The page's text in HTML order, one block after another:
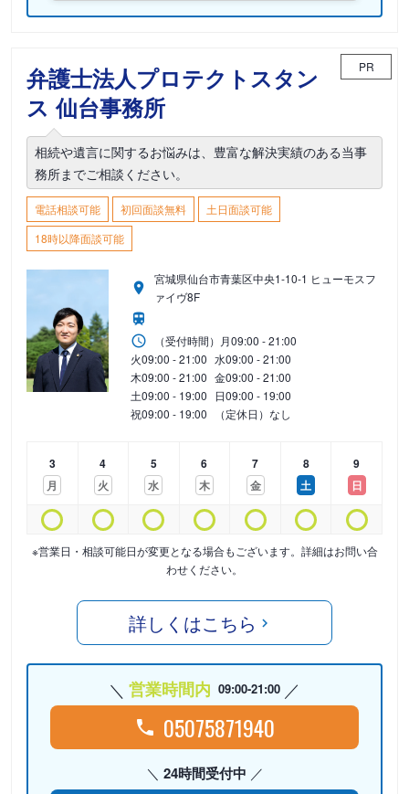
弁護士法人プロテクトスタン
ス 仙台事務所
PR
相続や遺言に関するお悩みは、豊富な解決実績のある当事
務所までご相談ください。
電話相談可能 初回面談無料
土日面談可能
18時以降面談可能
宮城県仙台市青葉区中央1-10-1 ヒューモスフ
ァイヴ8F
（受付時間） 月09:00 - 21:00
火09:00 - 21:00 水09:00 - 21:00
木09:00 - 21:00 金09:00 - 21:00
土09:00 - 19:00 日09:00 - 19:00
祝09:00 - 19:00 （定休日）なし
3
月
4
火
5
水
6
木
7
金
8
土
9
日
※営業日・相談可能日が変更となる場合もございます。詳細はお問い合
わせください。
詳しくはこちら
営業時間内 09:00-21:00
05075871940
24時間受付中